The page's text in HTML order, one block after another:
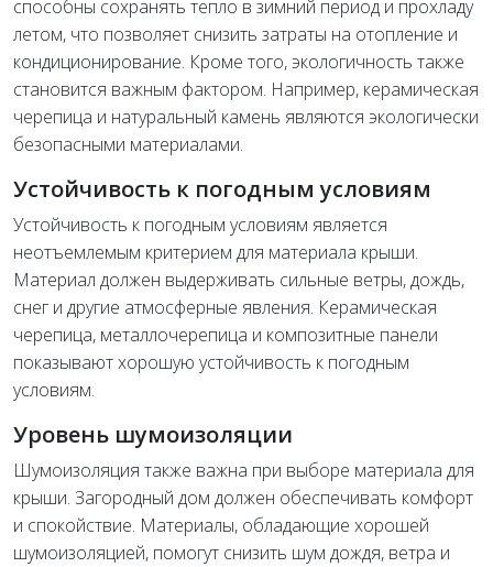
способны сохранять тепло в зимний период и прохладу
летом, что позволяет снизить затраты на отопление и
кондиционирование. Кроме того, экологичность также
становится важным фактором. Например, керамическая
черепица и натуральный камень являются экологически
безопасными материалами.
Устойчивость к погодным условиям
Устойчивость к погодным условиям является
неотъемлемым критерием для материала крыши.
Материал должен выдерживать сильные ветры, дождь,
снег и другие атмосферные явления. Керамическая
черепица, металлочерепица и композитные панели
показывают хорошую устойчивость к погодным
условиям.
Уровень шумоизоляции
Шумоизоляция также важна при выборе материала для
крыши. Загородный дом должен обеспечивать комфорт
и спокойствие. Материалы, обладающие хорошей
шумоизоляцией, помогут снизить шум дождя, ветра и